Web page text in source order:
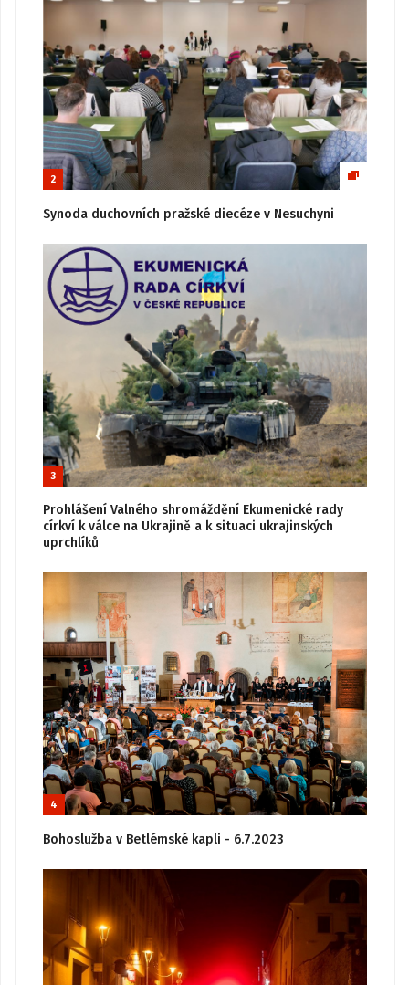
2
Synoda duchovních pražské diecéze v Nesuchyni
3
Prohlášení Valného shromáždění Ekumenické rady
církví k válce na Ukrajině a k situaci ukrajinských
uprchlíků
4
Bohoslužba v Betlémské kapli - 6.7.2023